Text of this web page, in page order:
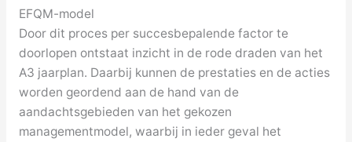
EFQM-model
Door dit proces per succesbepalende factor te
doorlopen ontstaat inzicht in de rode draden van het
A3 jaarplan. Daarbij kunnen de prestaties en de acties
worden geordend aan de hand van de
aandachtsgebieden van het gekozen
managementmodel, waarbij in ieder geval het